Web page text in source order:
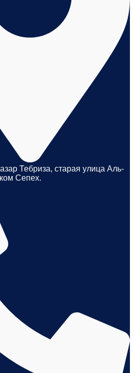
Тебриза, старая улица Аль-
Сепех.